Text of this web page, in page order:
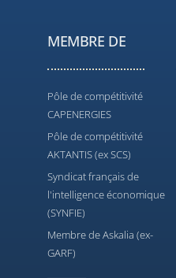
MEMBRE DE
Pôle de compétitivité
CAPENERGIES
Pôle de compétitivité
AKTANTIS (ex SCS)
Syndicat français de
l'intelligence économique
(SYNFIE)
Membre de Askalia (ex-
GARF)